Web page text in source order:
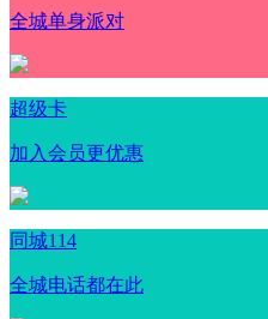
全城单身派对
超级卡
加入会员更优惠
同城114
全城电话都在此